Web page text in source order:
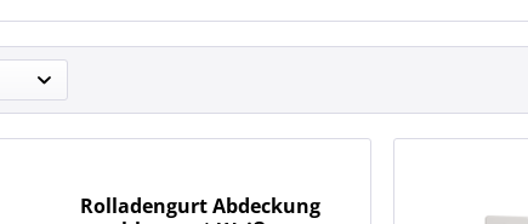
Rolladengurt Abdeckung